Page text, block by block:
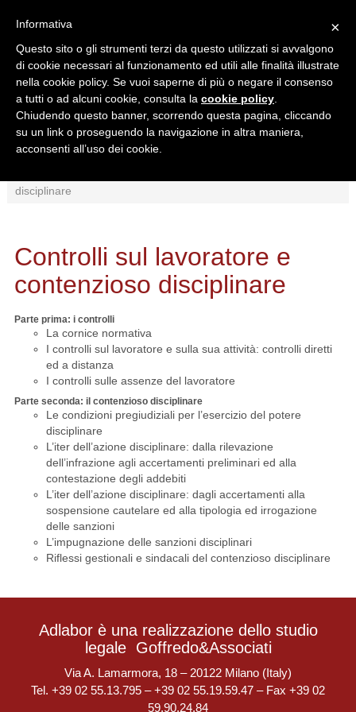
Ricerca in:
Sezione corrente
Tutto il sito
disciplinare
Controlli sul lavoratore e
contenzioso disciplinare
Parte prima: i controlli
La cornice normativa
I controlli sul lavoratore e sulla sua attività: controlli diretti
ed a distanza
I controlli sulle assenze del lavoratore
Parte seconda: il contenzioso disciplinare
Le condizioni pregiudiziali per l’esercizio del potere
disciplinare
L’iter dell’azione disciplinare: dalla rilevazione
dell’infrazione agli accertamenti preliminari ed alla
contestazione degli addebiti
L’iter dell’azione disciplinare: dagli accertamenti alla
sospensione cautelare ed alla tipologia ed irrogazione
delle sanzioni
L’impugnazione delle sanzioni disciplinari
Riflessi gestionali e sindacali del contenzioso disciplinare
Adlabor è una realizzazione dello studio
legale Goffredo&Associati
Via A. Lamarmora, 18 – 20122 Milano (Italy)
Tel. +39 02 55.13.795 – +39 02 55.19.59.47 – Fax +39 02
59.90.24.84
×
Informativa
Questo sito o gli strumenti terzi da questo utilizzati si avvalgono
di cookie necessari al funzionamento ed utili alle finalità illustrate
nella cookie policy. Se vuoi saperne di più o negare il consenso
a tutti o ad alcuni cookie, consulta la cookie policy
Chiudendo questo banner, scorrendo questa pagina, cliccando
su un link o proseguendo la navigazione in altra maniera,
acconsenti all’uso dei cookie.